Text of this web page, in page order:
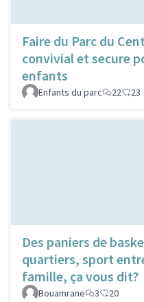
Faire du Parc du
convivial et secure
enfants
Enfants du parc 22 23
Des paniers de
quartiers, sport
famille, ça vous dit?
Bouamrane 3 20